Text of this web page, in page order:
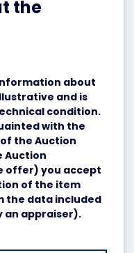
the
about
and is
condition.
with the
the Auction
Auction
offer) you accept
of the item
the data included
an appraiser).